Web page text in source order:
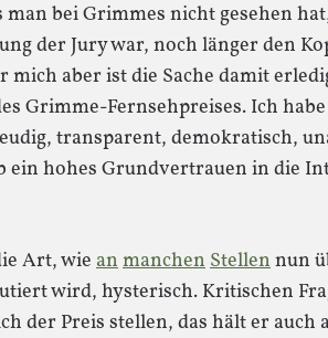
bei Grimmes nicht gesehen
der Jury war, noch länger den
aber ist die Sache damit
Grimme-Fernsehpreises. Ich
transparent, demokratisch,
ein hohes Grundvertrauen in die
Art, wieanmanchenStellennun
wird, hysterisch. Kritischen
der Preis stellen, das hält er auch